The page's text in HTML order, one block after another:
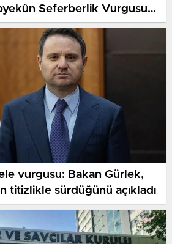
Seferberlik Vurgusu
vurgusu: Bakan Gürlek,
titizlikle sürdüğünü açıkladı